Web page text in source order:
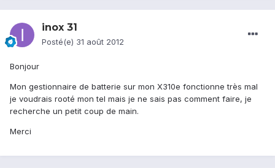
inox 31
Posté(e) 31 août 2012
Bonjour
Mon gestionnaire de batterie sur mon X310e fonctionne très mal
je voudrais rooté mon tel mais je ne sais pas comment faire, je
recherche un petit coup de main.
Merci